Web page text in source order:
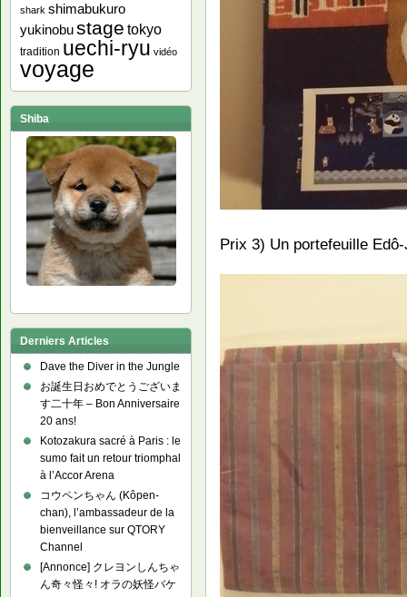
Prix 3) Un portefeuille
shark shimabukuro
yukinobustage tokyo
tradition uechi-ryu vidéo
voyage
Shiba
Derniers Articles
Dave the Diver in the Jungle
お誕生日おめでとうございま
す二十年 – Bon Anniversaire
20 ans!
Kotozakura sacré à Paris : le
sumo fait un retour triomphal
à l’Accor Arena
コウペンちゃん (Kôpen-
chan), l’ambassadeur de la
bienveillance sur QTORY
Channel
[Annonce] クレヨンしんちゃ
ん奇々怪々! オラの妖怪バケ